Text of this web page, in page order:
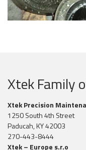
Xtek Family
Xtek Precision
1250 South 4th Street
Paducah, KY 42003
270-443-8444
Xtek – Europe s.r.o